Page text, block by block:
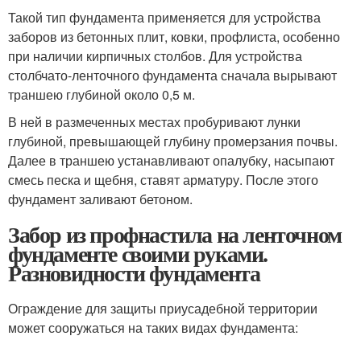
Такой тип фундамента применяется для устройства
заборов из бетонных плит, ковки, профлиста, особенно
при наличии кирпичных столбов. Для устройства
столбчато-ленточного фундамента сначала вырывают
траншею глубиной около 0,5 м.
В ней в размеченных местах пробуривают лунки
глубиной, превышающей глубину промерзания почвы.
Далее в траншею устанавливают опалубку, насыпают
смесь песка и щебня, ставят арматуру. После этого
фундамент заливают бетоном.
Забор из профнастила на ленточном
фундаменте своими руками.
Разновидности фундамента
Ограждение для защиты приусадебной территории
может сооружаться на таких видах фундамента: